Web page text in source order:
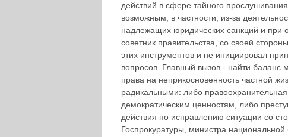
действий в сфере тайного
возможным, в частности, из-за
надлежащих юридических санкций и при
советник правительства, со своей
этих инструментов и не инициировал
вопросов. Главный вызов - найти
права на неприкосновенность частной
радикальными: либо
демократическим ценностям, либо
действия по исправлению ситуации со
Госпрокуратуры, министра